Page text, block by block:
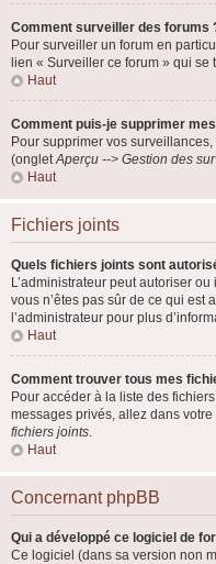
Comment surveiller des forums
Pour surveiller un forum en
lien « Surveiller ce forum » qui se
Haut
Comment puis-je supprimer
Pour supprimer vos
(ongletAperçu --> Gestion des
Haut
Fichiers joints
Quels fichiers joints sont
L’administrateur peut autoriser
vous n’êtes pas sûr de ce qui est
l’administrateur pour plus
Haut
Comment trouver tous mes
Pour accéder à la liste des
messages privés, allez dans
fichiers joints.
Haut
Concernant phpBB
Qui a développé ce logiciel de
Ce logiciel (dans sa version non